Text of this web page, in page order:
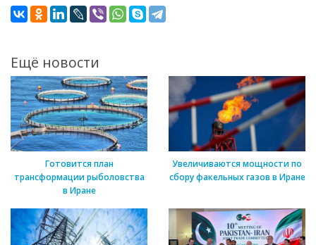
Ещё новости
Готовится план
трансформации рыболовства
в Иране
Увеличиваются мощности по
сбору факельных газов в Иране